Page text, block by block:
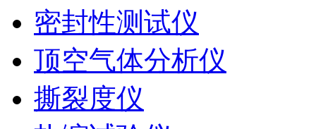
密封性测试仪
顶空气体分析仪
撕裂度仪